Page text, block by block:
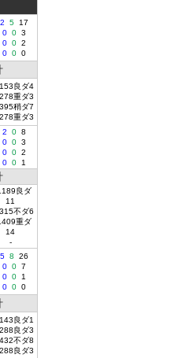
2 5
17
0 0 3
0 0 2
0 0 0
良ダ4
重ダ3
稍ダ7
重ダ3
2 0 8
0 0 3
0 0 2
0 0 1
良ダ
11
不ダ6
重ダ
14
-
5 8
26
0 0 7
0 0
1
0 0 0
良ダ1
良ダ3
不ダ8
良ダ3